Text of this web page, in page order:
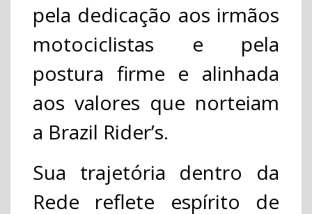
pela dedicação aos irmãos
motociclistas e pela
postura firme e alinhada
aos valores que norteiam
a Brazil Rider’s.
Sua trajetória dentro da
Rede reflete espírito de